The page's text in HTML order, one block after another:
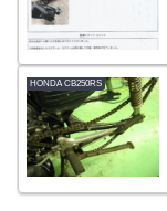
HONDA CB250RS